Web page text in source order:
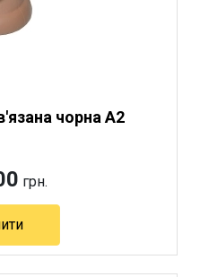
чорна А2
грн.